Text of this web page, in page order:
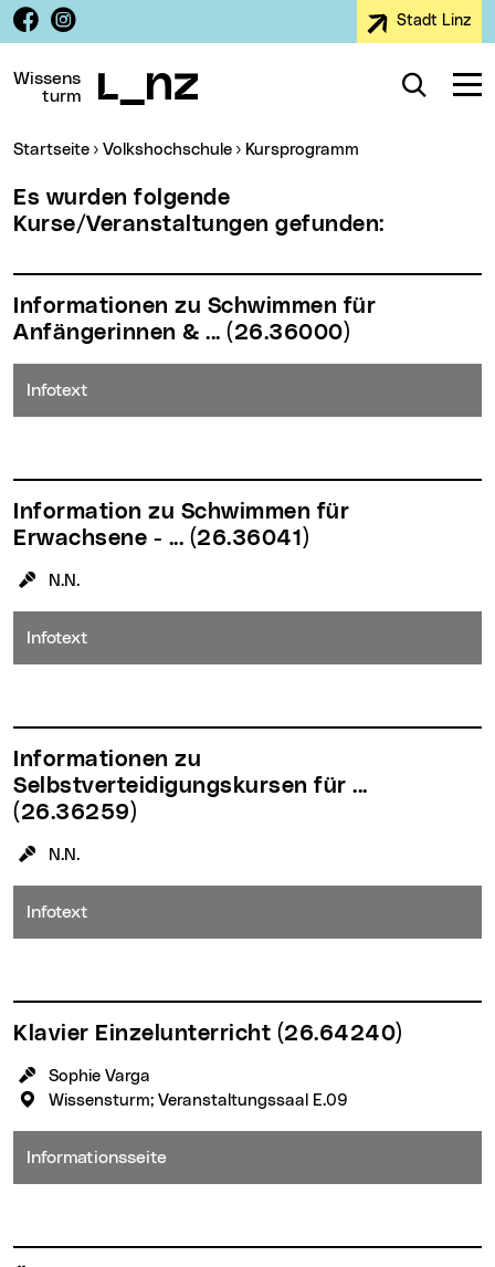
Zur Navigation
Zum Inhalt
Zur Suche
Facebook
Instagram Stadt Linz
Wissens
turm
Suche
Sie sind hier:
Startseite Volkshochschule Kursprogramm
Es wurden folgende
Kurse/Veranstaltungen gefunden:
Anfängerinnen & ... (26.36000)
Infotext
Erwachsene - ... (26.36041)
KursleiterIn:
N.N.
Infotext
Selbstverteidigungskursen für ...
(26.36259)
KursleiterIn:
N.N.
Infotext
Klavier Einzelunterricht (26.64240)
KursleiterIn:
Sophie Varga
Veranstaltungsort:
Wissensturm; Veranstaltungssaal E.09
Informationsseite